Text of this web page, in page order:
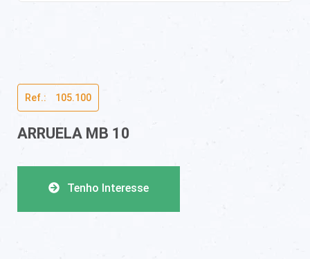
Ref.:ﾠ105.100
ARRUELA MB 10
Tenho Interesse